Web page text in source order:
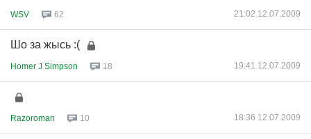
WSV 62 21:02 12.07.2009
Шо за жысь :(
Homer J Simpson 18 19:41 12.07.2009
Razoroman 10 18:36 12.07.2009